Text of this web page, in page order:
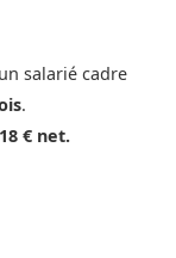
salarié cadre
.
€ net.